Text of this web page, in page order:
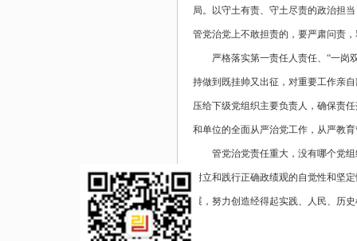
局。以守土有责、守土尽责的政治担
管党治党上不敢担责的，要严肃问责
严格落实第一责任人责任、“一岗
持做到既挂帅又出征，对重要工作亲
压给下级党组织主要负责人，确保责
和单位的全面从严治党工作，从严教
管党治党责任重大，没有哪个党
树立和践行正确政绩观的自觉性和坚
展，努力创造经得起实践、人民、历